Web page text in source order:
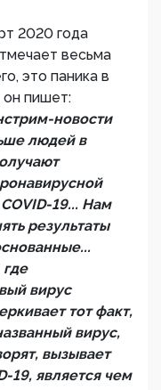
2020 года
весьма
это паника в
пишет:
новости
людей в
19... Нам
результаты
вирус
тот факт,
вирус,
вызывает
19, является чем